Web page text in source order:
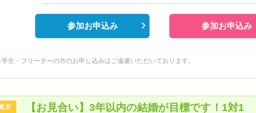
参加お申込み 参加お申込み
生・フリーターの方のお申し込みはご遠慮いただいております。
京 【お見合い】3年以内の結婚が目標です！1対1